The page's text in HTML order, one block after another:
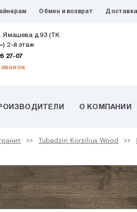
Обмен и возврат
Ямашева д.93 (ТК
2-й этаж
27-07
звонок
О КОМПАНИИ
Tubadzin Korzilius Wood